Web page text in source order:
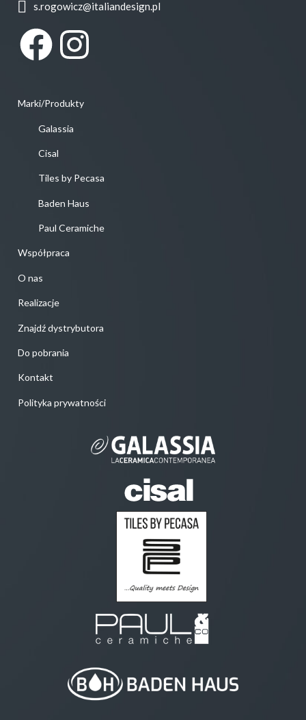
s.rogowicz@italiandesign.pl
Facebook Instagram
Marki/Produkty
Galassia
Cisal
Tiles by Pecasa
Baden Haus
Paul Ceramiche
Współpraca
O nas
Realizacje
Znajdź dystrybutora
Do pobrania
Kontakt
Polityka prywatności